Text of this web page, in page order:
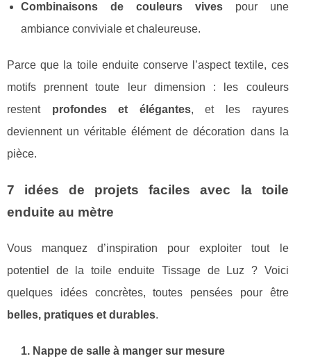
Combinaisons de couleurs vivespour une
ambiance conviviale et chaleureuse.
Parce que la toile enduite conserve l’aspect textile, ces
motifs prennent toute leur dimension : les couleurs
restent profondes et élégantes, et les rayures
deviennent un véritable élément de décoration dans la
pièce.
7 idées de projets faciles avec la toile
enduite au mètre
Vous manquez d’inspiration pour exploiter tout le
potentiel de la toile enduite Tissage de Luz ? Voici
quelques idées concrètes, toutes pensées pour être
belles, pratiques et durables.
1. Nappe de salle à manger sur mesure